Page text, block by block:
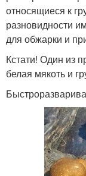
относящиеся к
разновидности
для обжарки и
Кстати! Один из
белая мякоть и